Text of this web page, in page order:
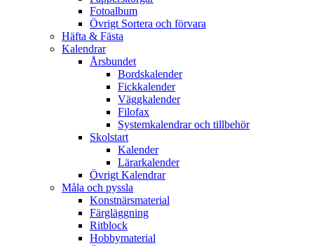
Fotoalbum
Övrigt Sortera och förvara
Häfta & Fästa
Kalendrar
Årsbundet
Bordskalender
Fickkalender
Väggkalender
Filofax
Systemkalendrar och tillbehör
Skolstart
Kalender
Lärarkalender
Övrigt Kalendrar
Måla och pyssla
Konstnärsmaterial
Färgläggning
Ritblock
Hobbymaterial